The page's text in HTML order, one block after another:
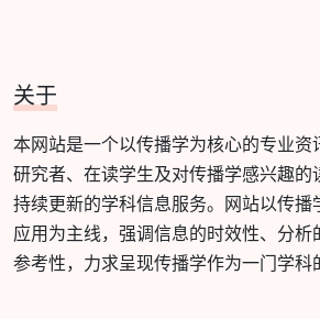
关于
本网站是一个以传播学为核心的专业资
研究者、在读学生及对传播学感兴趣的
持续更新的学科信息服务。网站以传播
应用为主线，强调信息的时效性、分析
参考性，力求呈现传播学作为一门学科